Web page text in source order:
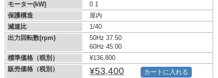
モーター(kW)
0.1
保護構造
屋内
減速比
1/40
出力回転数(rpm)
50Hz 37.50
60Hz 45.00
標準価格（税別）
¥136,800
販売価格（税別）
¥53,400 カートに入れる